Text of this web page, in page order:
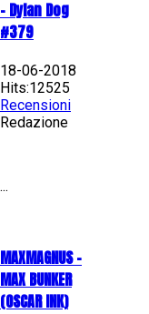
- Dylan Dog
#379
18-06-2018
Hits:12525
Recensioni
Redazione
...
MAXMAGNUS –
MAX BUNKER
(OSCAR INK)